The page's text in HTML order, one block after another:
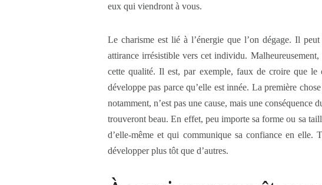
eux qui viendront à vous.
Le charisme est lié à l’énergie que l’on dégage. Il
attirance irrésistible vers cet individu.
cette qualité. Il est, par exemple, faux de croire que le
développe pas parce qu’elle est innée. La première
notamment, n’est pas une cause, mais une
trouveront beau. En effet, peu importe sa forme ou sa
d’elle-même et qui communique sa confiance en elle.
développer plus tôt que d’autres.